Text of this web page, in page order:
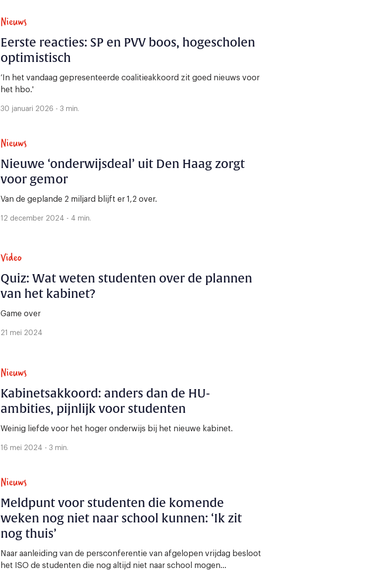
Nieuws
Eerste reacties: SP en PVV boos, hogescholen
optimistisch
‘In het vandaag gepresenteerde coalitieakkoord zit goed nieuws voor
het hbo.'
30 januari 2026 - 3 min.
Nieuws
Nieuwe ‘onderwijsdeal’ uit Den Haag zorgt
voor gemor
Van de geplande 2 miljard blijft er 1,2 over.
12 december 2024 - 4 min.
Video
Quiz: Wat weten studenten over de plannen
van het kabinet?
Game over
21 mei 2024
Nieuws
Kabinetsakkoord: anders dan de HU-
ambities, pijnlijk voor studenten
Weinig liefde voor het hoger onderwijs bij het nieuwe kabinet.
16 mei 2024 - 3 min.
Nieuws
Meldpunt voor studenten die komende
weken nog niet naar school kunnen: ‘Ik zit
nog thuis’
Naar aanleiding van de persconferentie van afgelopen vrijdag besloot
het ISO de studenten die nog altijd niet naar school mogen...